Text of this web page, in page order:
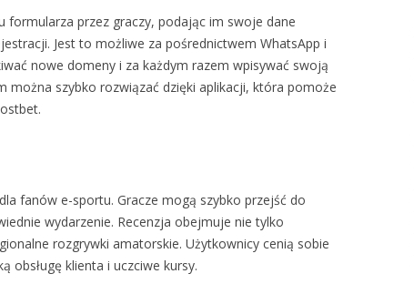
formularza przez graczy, podając im swoje dane
Jest to możliwe za pośrednictwem WhatsApp i
nowe domeny i za każdym razem wpisywać swoją
można szybko rozwiązać dzięki aplikacji, która pomoże
fanów e-sportu. Gracze mogą szybko przejść do
wydarzenie. Recenzja obejmuje nie tylko
rozgrywki amatorskie. Użytkownicy cenią sobie
obsługę klienta i uczciwe kursy.